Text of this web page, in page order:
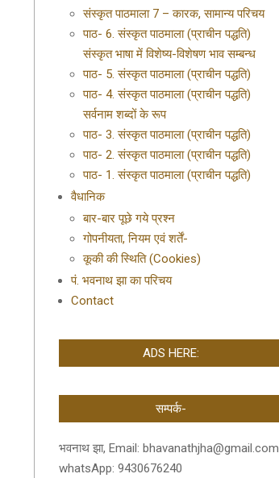
संस्कृत पाठमाला 7 – कारक, सामान्य परिचय
पाठ- 6. संस्कृत पाठमाला (प्राचीन पद्धति)
संस्कृत भाषा में विशेष्य-विशेषण भाव सम्बन्ध
पाठ- 5. संस्कृत पाठमाला (प्राचीन पद्धति)
पाठ- 4. संस्कृत पाठमाला (प्राचीन पद्धति)
सर्वनाम शब्दों के रूप
पाठ- 3. संस्कृत पाठमाला (प्राचीन पद्धति)
पाठ- 2. संस्कृत पाठमाला (प्राचीन पद्धति)
पाठ- 1. संस्कृत पाठमाला (प्राचीन पद्धति)
वैधानिक
बार-बार पूछे गये प्रश्न
गोपनीयता, नियम एवं शर्तें-
कूकी की स्थिति (Cookies)
पं. भवनाथ झा का परिचय
Contact
ADS HERE:
सम्पर्क-
भवनाथ झा, Email: bhavanathjha@gmail.com
whatsApp: 9430676240